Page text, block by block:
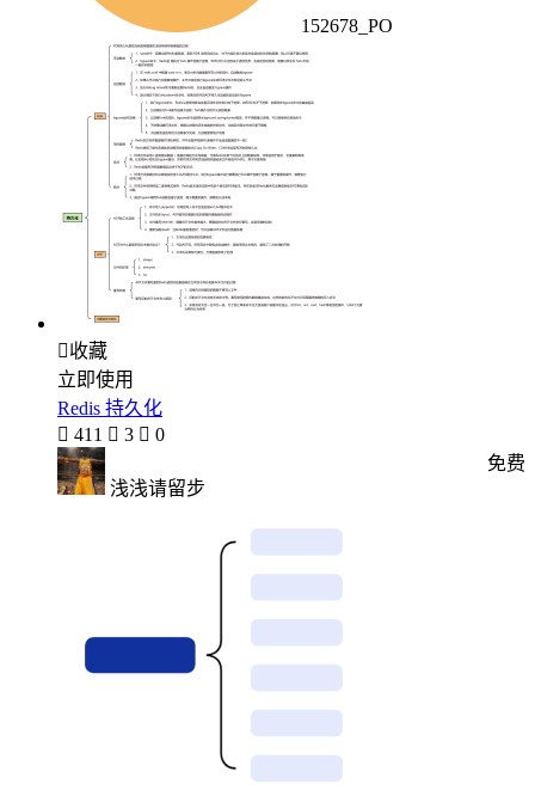
152678_PO
收藏
立即使用
Redis 持久化
 411  3  0
浅浅请留步
免费